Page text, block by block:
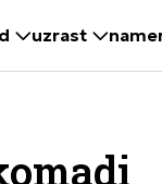
filters and
uzrast